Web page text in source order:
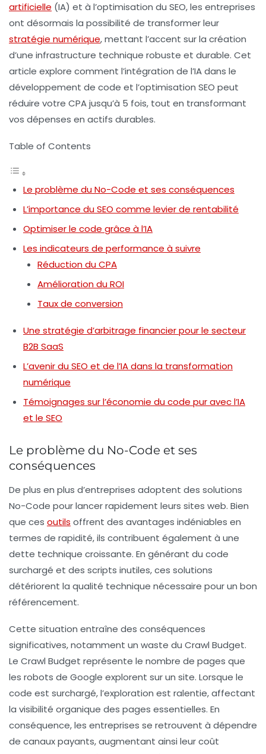
artificielle (IA) et à l’optimisation du SEO, les entreprises
ont désormais la possibilité de transformer leur
stratégie numérique, mettant l’accent sur la création
d’une infrastructure technique robuste et durable. Cet
article explore comment l’intégration de l’IA dans le
développement de code et l’optimisation SEO peut
réduire votre CPA jusqu’à 5 fois, tout en transformant
vos dépenses en actifs durables.
Table of Contents
Le problème du No-Code et ses conséquences
L’importance du SEO comme levier de rentabilité
Optimiser le code grâce à l’IA
Les indicateurs de performance à suivre
Réduction du CPA
Amélioration du ROI
Taux de conversion
Une stratégie d’arbitrage financier pour le secteur
B2B SaaS
L’avenir du SEO et de l’IA dans la transformation
numérique
Témoignages sur l’économie du code pur avec l’IA
et le SEO
Le problème du No-Code et ses
conséquences
De plus en plus d’entreprises adoptent des solutions
No-Code pour lancer rapidement leurs sites web. Bien
que ces outils offrent des avantages indéniables en
termes de rapidité, ils contribuent également à une
dette technique croissante. En générant du code
surchargé et des scripts inutiles, ces solutions
détériorent la qualité technique nécessaire pour un bon
référencement.
Cette situation entraîne des conséquences
significatives, notamment un waste du Crawl Budget.
Le Crawl Budget représente le nombre de pages que
les robots de Google explorent sur un site. Lorsque le
code est surchargé, l’exploration est ralentie, affectant
la visibilité organique des pages essentielles. En
conséquence, les entreprises se retrouvent à dépendre
de canaux payants, augmentant ainsi leur coût